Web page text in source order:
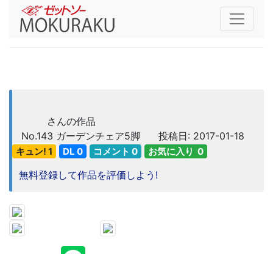
さんの作品
No.143 ガーデンチェア5脚 投稿日: 2017-01-18
キュン! 1 DL 0 コメント 0 お気に入り 0
無料登録して作品を評価しよう!